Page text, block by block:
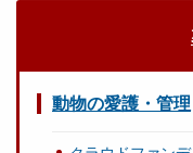
動物の愛護・管理